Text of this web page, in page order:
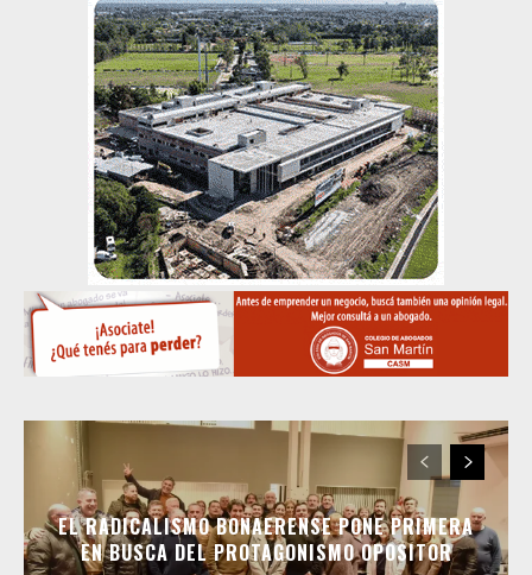
EL RADICALISMO BONAERENSE PONE PRIMERA
EN BUSCA DEL PROTAGONISMO OPOSITOR